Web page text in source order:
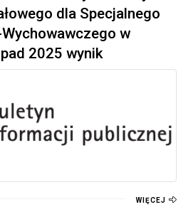
dla Specjalnego
w
2025 wynik
WIĘCEJ